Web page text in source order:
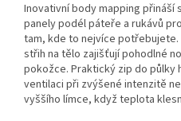
Inovativní body mapping
panely podél páteře a rukávů
tam, kde to nejvíce
střih na tělo zajišťují pohodlné
pokožce. Praktický zip do
ventilaci při zvýšené intenzitě
vyššího límce, když teplota